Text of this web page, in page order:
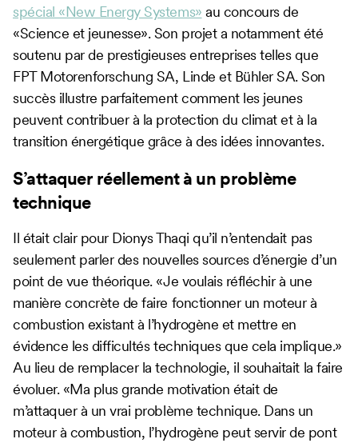
spécial «New Energy Systems» au concours de
«Science et jeunesse». Son projet a notamment été
soutenu par de prestigieuses entreprises telles que
FPT Motorenforschung SA, Linde et Bühler SA. Son
succès illustre parfaitement comment les jeunes
peuvent contribuer à la protection du climat et à la
transition énergétique grâce à des idées innovantes.
S’attaquer réellement à un problème
technique
Il était clair pour Dionys Thaqi qu’il n’entendait pas
seulement parler des nouvelles sources d’énergie d’un
point de vue théorique. «Je voulais réfléchir à une
manière concrète de faire fonctionner un moteur à
combustion existant à l’hydrogène et mettre en
évidence les difficultés techniques que cela implique.»
Au lieu de remplacer la technologie, il souhaitait la faire
évoluer. «Ma plus grande motivation était de
m’attaquer à un vrai problème technique. Dans un
moteur à combustion, l’hydrogène peut servir de pont